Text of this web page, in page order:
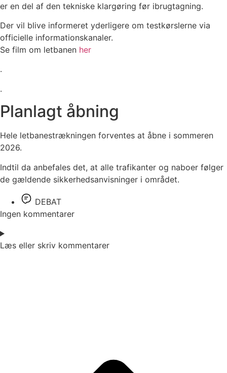
er en del af den tekniske klargøring før ibrugtagning.
Der vil blive informeret yderligere om testkørslerne via
officielle informationskanaler.
Se film om letbanen her
.
.
Planlagt åbning
Hele letbanestrækningen forventes at åbne i sommeren
2026.
Indtil da anbefales det, at alle trafikanter og naboer følger
de gældende sikkerhedsanvisninger i området.
DEBAT
Ingen kommentarer
Læs eller skriv kommentarer